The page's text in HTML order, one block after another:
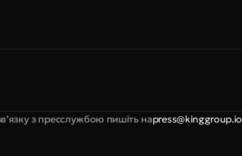
з пресслужбою пишіть наpress@kinggroup.io